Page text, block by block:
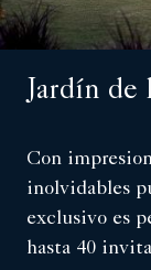
Jardín de
Con
inolvidables
exclusivo es
hasta 40